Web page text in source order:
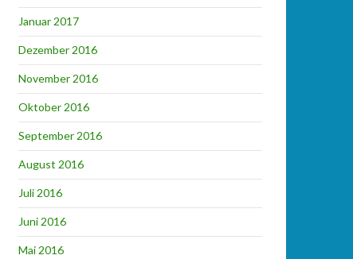
Januar 2017
Dezember 2016
November 2016
Oktober 2016
September 2016
August 2016
Juli 2016
Juni 2016
Mai 2016